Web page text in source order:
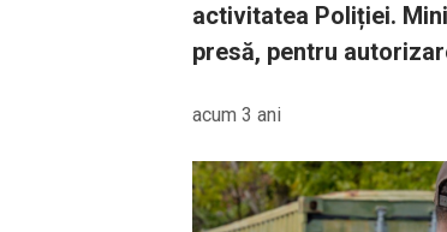
activitatea Poliției.
presă, pentru
acum 3 ani